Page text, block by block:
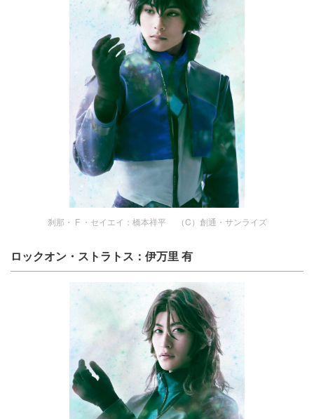
刹那・ F ・セイエイ：橋本祥平 （C）創通・サンライズ
ロックオン・ストラトス：伊万里 有